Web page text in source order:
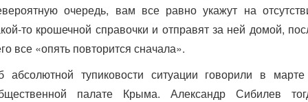
очередь, вам все равно укажут на
то крошечной справочки и отправят за ней домой,
все «опять повторится сначала».
абсолютной тупиковости ситуации говорили в
палате Крыма. Александр Сибилев